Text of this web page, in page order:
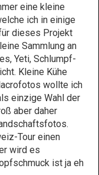
eine kleine
ich in einige
dieses Projekt
Sammlung an
Yeti, Schlumpf-
Kleine Kühe
wollte ich
einzige Wahl der
aber daher
Tour einen
wird es
ist ja eh